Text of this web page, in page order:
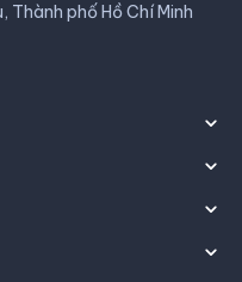
Thành phố Hồ Chí Minh